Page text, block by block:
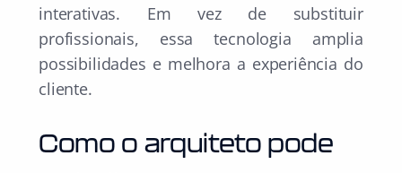
interativas. Em vez de substituir
profissionais, essa tecnologia amplia
possibilidades e melhora a experiência do
cliente.
Como o arquiteto pode